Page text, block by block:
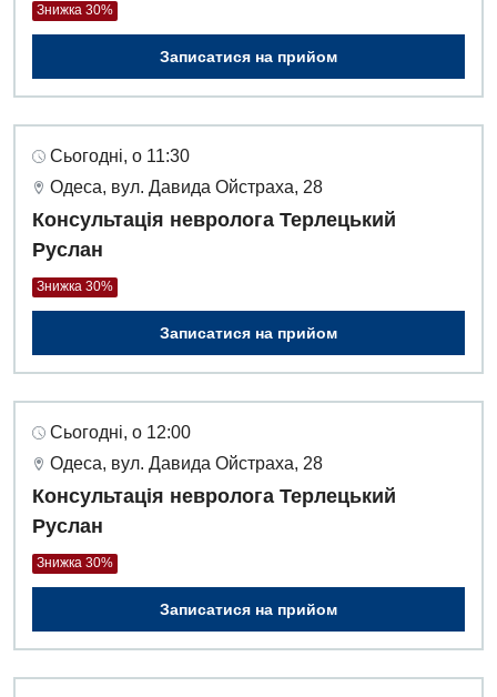
Знижка 30%
Записатися на прийом
Сьогодні, о 11:30
Одеса, вул. Давида Ойстраха, 28
Консультація невролога Терлецький
Руслан
Знижка 30%
Записатися на прийом
Сьогодні, о 12:00
Одеса, вул. Давида Ойстраха, 28
Консультація невролога Терлецький
Руслан
Знижка 30%
Записатися на прийом